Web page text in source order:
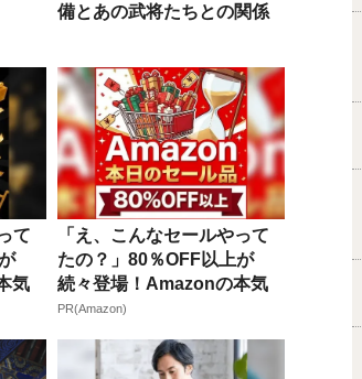
備とあの武将たちとの関係
て
気
「え、こんなセールやって
たの？」80％OFF以上が
続々登場！Amazonの本気
が...
PR(Amazon)